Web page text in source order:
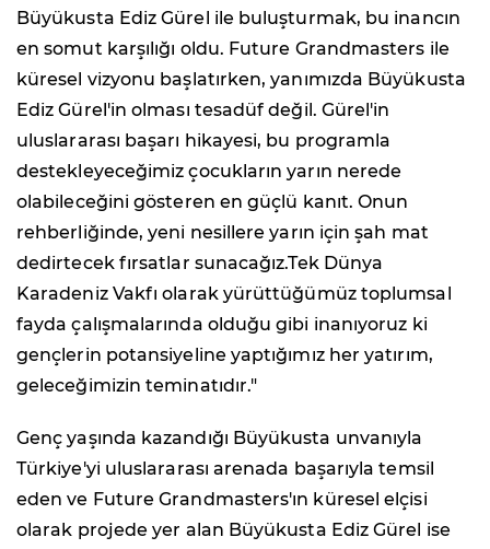
Büyükusta Ediz Gürel ile buluşturmak, bu inancın
en somut karşılığı oldu. Future Grandmasters ile
küresel vizyonu başlatırken, yanımızda Büyükusta
Ediz Gürel'in olması tesadüf değil. Gürel'in
uluslararası başarı hikayesi, bu programla
destekleyeceğimiz çocukların yarın nerede
olabileceğini gösteren en güçlü kanıt. Onun
rehberliğinde, yeni nesillere yarın için şah mat
dedirtecek fırsatlar sunacağız.Tek Dünya
Karadeniz Vakfı olarak yürüttüğümüz toplumsal
fayda çalışmalarında olduğu gibi inanıyoruz ki
gençlerin potansiyeline yaptığımız her yatırım,
geleceğimizin teminatıdır."
Genç yaşında kazandığı Büyükusta unvanıyla
Türkiye'yi uluslararası arenada başarıyla temsil
eden ve Future Grandmasters'ın küresel elçisi
olarak projede yer alan Büyükusta Ediz Gürel ise